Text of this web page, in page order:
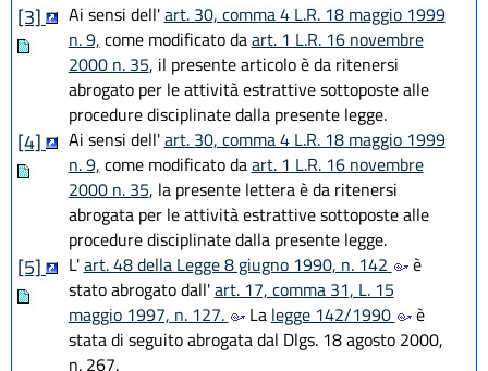
[3] Ai sensi dell'art. 30, comma 4 L.R. 18 maggio 1999
n. 9, come modificato daart. 1 L.R. 16 novembre
2000 n. 35, il presente articolo è da ritenersi
abrogato per le attività estrattive sottoposte alle
procedure disciplinate dalla presente legge.
[4] Ai sensi dell'art. 30, comma 4 L.R. 18 maggio 1999
n. 9, come modificato daart. 1 L.R. 16 novembre
2000 n. 35, la presente lettera è da ritenersi
abrogata per le attività estrattive sottoposte alle
procedure disciplinate dalla presente legge.
[5] L'art. 48 della Legge 8 giugno 1990, n. 142
è
stato abrogato dall'art. 17, comma 31, L. 15
maggio 1997, n. 127.
La legge 142/1990
è
stata di seguito abrogata dal Dlgs. 18 agosto 2000,
n. 267.